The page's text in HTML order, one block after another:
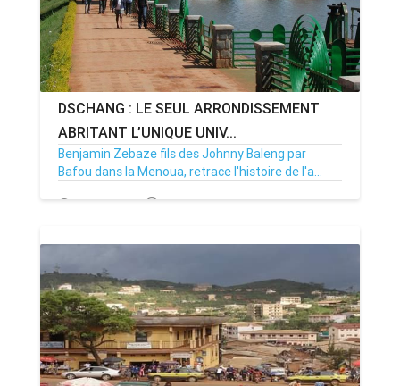
DSCHANG : LE SEUL ARRONDISSEMENT
ABRITANT L’UNIQUE UNIV...
Benjamin Zebaze fils des Johnny Baleng par
Bafou dans la Menoua, retrace l'histoire de l'a...
19/05/20 Par MenouActu 0